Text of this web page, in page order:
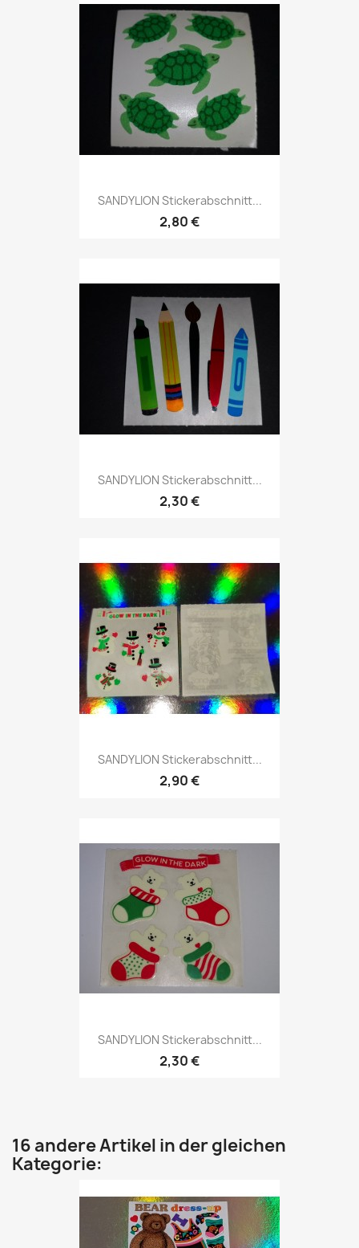
SANDYLION Stickerabschnitt...
2,80 €
SANDYLION Stickerabschnitt...
2,30 €
SANDYLION Stickerabschnitt...
2,90 €
SANDYLION Stickerabschnitt...
2,30 €
16 andere Artikel in der gleichen
Kategorie: